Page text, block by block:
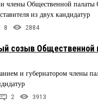
члены Общественной палаты
из двух кандидатур
8 2884
созыв Общественной
и губернатором члены
2 3913